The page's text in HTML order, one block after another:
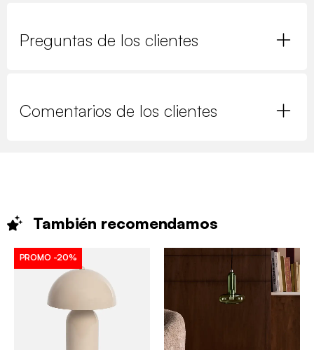
Preguntas de los clientes
Comentarios de los clientes
También recomendamos
PROMO -20%